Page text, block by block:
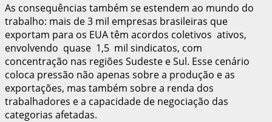
As consequências também se estendem ao mundo do
trabalho: mais de 3 mil empresas brasileiras que
exportam para os EUA têm acordos coletivos ativos,
envolvendo quase 1,5 mil sindicatos, com
concentração nas regiões Sudeste e Sul. Esse cenário
coloca pressão não apenas sobre a produção e as
exportações, mas também sobre a renda dos
trabalhadores e a capacidade de negociação das
categorias afetadas.